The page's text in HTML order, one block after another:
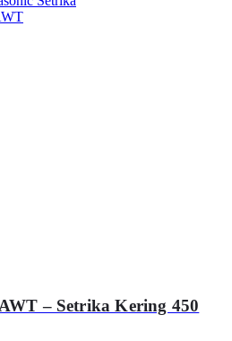
– Setrika Kering 450